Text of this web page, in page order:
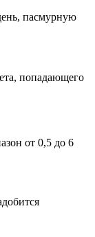
пасмурную
попадающего
от 0,5 до 6